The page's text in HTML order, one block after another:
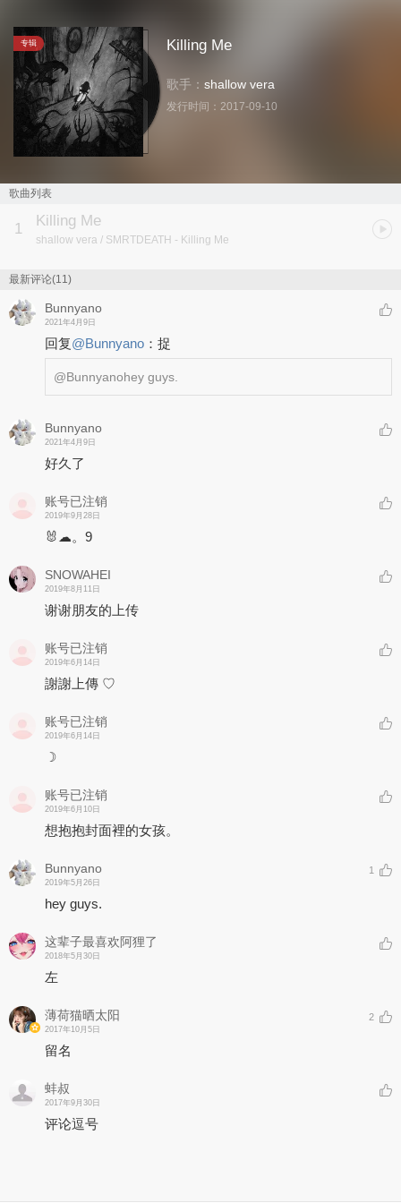
专辑 Killing Me
歌手： shallow vera
发行时间： 2017-09-10
歌曲列表
1 Killing Me
shallow vera / SMRTDEATH - Killing Me
最新评论(11)
Bunnyano
2021年4月9日
回复@Bunnyano ： 捉
@Bunnyanohey guys.
Bunnyano
2021年4月9日
好久了
账号已注销
2019年9月28日
🐰☁。9
SNOWAHEI
2019年8月11日
谢谢朋友的上传
账号已注销
2019年6月14日
謝謝上傳 ♡
账号已注销
2019年6月14日
☽ㅤ ㅤ
账号已注销
2019年6月10日
想抱抱封面裡的女孩。
Bunnyano
2019年5月26日
1
hey guys.
这辈子最喜欢阿狸了
2018年5月30日
左
薄荷猫晒太阳
2017年10月5日
2
留名
蚌叔
2017年9月30日
评论逗号